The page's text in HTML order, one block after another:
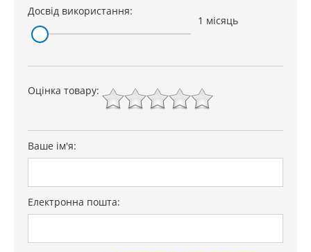
Досвід використання:
1 місяць
Оцінка товару:
Ваше ім'я:
Електронна пошта: